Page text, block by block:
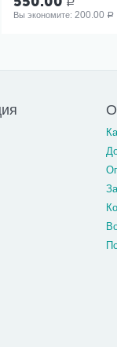
Р
Вы экономите: 200.00 Р